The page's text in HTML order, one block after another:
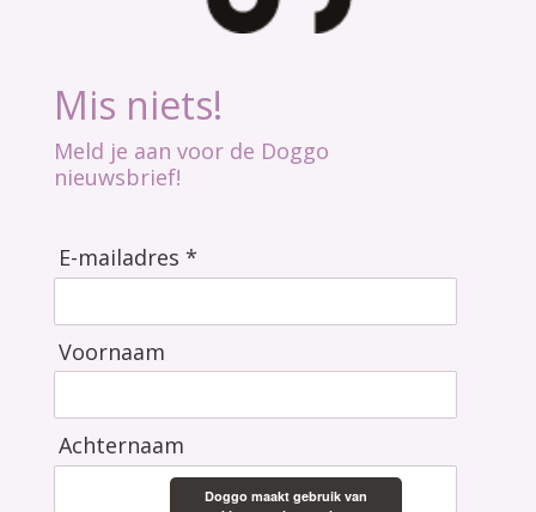
Mis niets!
Meld je aan voor de Doggo
nieuwsbrief!
E-mailadres *
Voornaam
Achternaam
Doggo maakt gebruik van